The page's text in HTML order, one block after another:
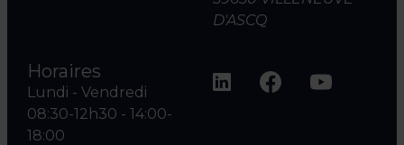
D'ASCQ
Horaires
Lundi - Vendredi
08:30-12h30 - 14:00-
18:00